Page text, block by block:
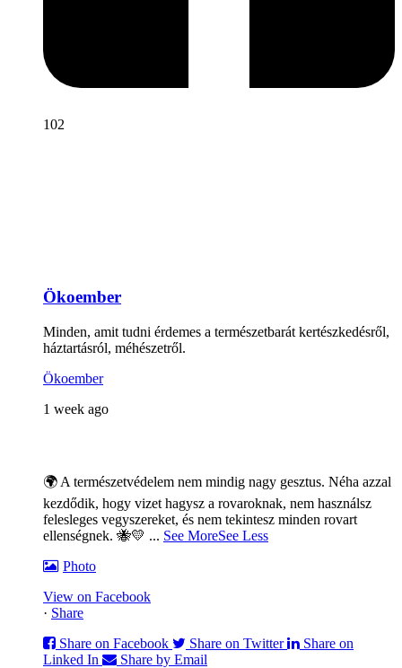
102
Ökoember
Minden, amit tudni érdemes a természetbarát kertészkedésről,
háztartásról, méhészetről.
Ökoember
1 week ago
🌍 A természetvédelem nem mindig nagy gesztus. Néha azzal
kezdődik, hogy vizet hagysz a rovaroknak, nem használsz
felesleges vegyszereket, és nem tekintesz minden rovart
ellenségnek. 🐝💛 ... See MoreSee Less
Photo
View on Facebook
· Share
Share on Facebook
Share on Twitter
Share on
Linked In
Share by Email